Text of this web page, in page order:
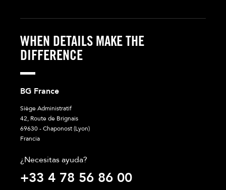
WHEN DETAILS MAKE THE
DIFFERENCE
BG France
Siège Administratif
42, Route de Brignais
69630 - Chaponost (Lyon)
Francia
¿Necesitas ayuda?
+33 4 78 56 86 00